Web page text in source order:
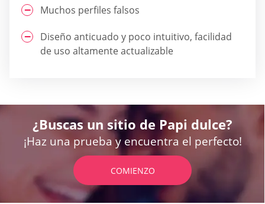
Muchos perfiles falsos
Diseño anticuado y poco intuitivo, facilidad
de uso altamente actualizable
¿Buscas un sitio de Papi dulce?
¡Haz una prueba y encuentra el perfecto!
COMIENZO